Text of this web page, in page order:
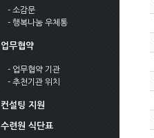
- 소감문
- 행복나눔 우체통
업무협약
- 업무협약 기관
- 추천기관 위치
컨설팅 지원
수련원 식단표